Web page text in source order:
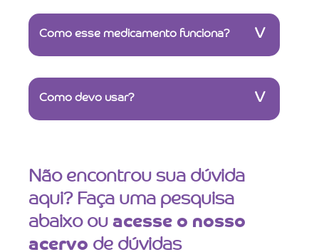
Como esse medicamento funciona? V
Como devo usar? V
Não encontrou sua dúvida
aqui? Faça uma pesquisa
abaixo ou acesse o nosso
acervo de dúvidas